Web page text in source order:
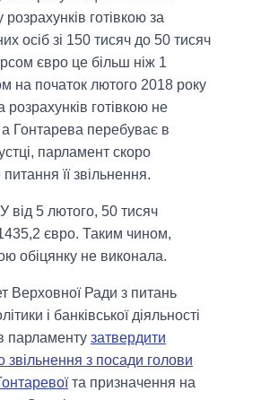
готівкою за
осіб зі 150 тисяч до 50 тисяч
євро це більш ніж 1
на початок лютого 2018 року
розрахунків готівкою не
Гонтарева перебуває в
парламент скоро
її звільнення.
від 5 лютого, 50 тисяч
євро. Таким чином,
обіцянку не виконала.
Верховної Ради з питань
і банківської діяльності
парламенту затвердити
звільнення з посади голови
та призначення на